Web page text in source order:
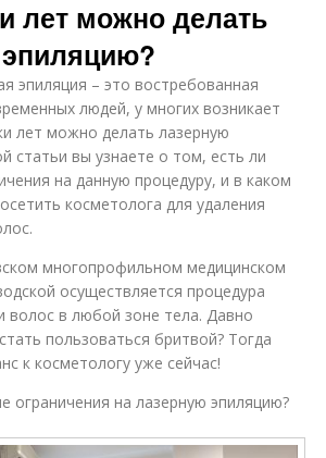
лет можно делать
эпиляция – это востребованная
людей, у многих возникает
лет можно делать лазерную
статьи вы узнаете о том, есть ли
на данную процедуру, и в каком
косметолога для удаления
многопрофильном медицинском
осуществляется процедура
волос в любой зоне тела. Давно
пользоваться бритвой? Тогда
к косметологу уже сейчас!
ограничения на лазерную эпиляцию?